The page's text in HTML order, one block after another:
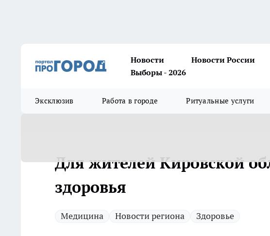
Новости Новости России
Выборы - 2026
Эксклюзив Работа в городе Ритуальные услуги
Для жителей Кировской
здоровья
Медицина Новости региона Здоровье